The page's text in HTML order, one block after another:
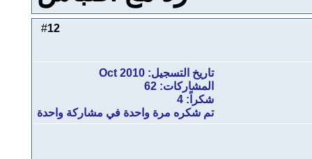
12
تاريخ التسجيل: Oct 2010
المشاركات: 62
شكراً: 4
تم شكره مرة واحدة في مشاركة واحدة